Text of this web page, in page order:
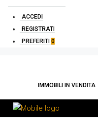
ACCEDI
REGISTRATI
PREFERITI 0
IMMOBILI IN VENDITA